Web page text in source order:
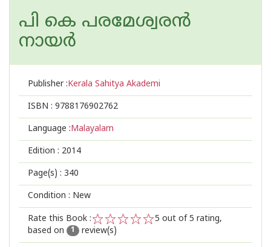
പി കെ പരമേശ്വരന്‍
നായര്‍
Publisher :Kerala Sahitya Akademi
ISBN : 9788176902762
Language :Malayalam
Edition : 2014
Page(s) : 340
Condition : New
Rate this Book :
2
1
5 out of 5 rating,
based on
1 review(s)